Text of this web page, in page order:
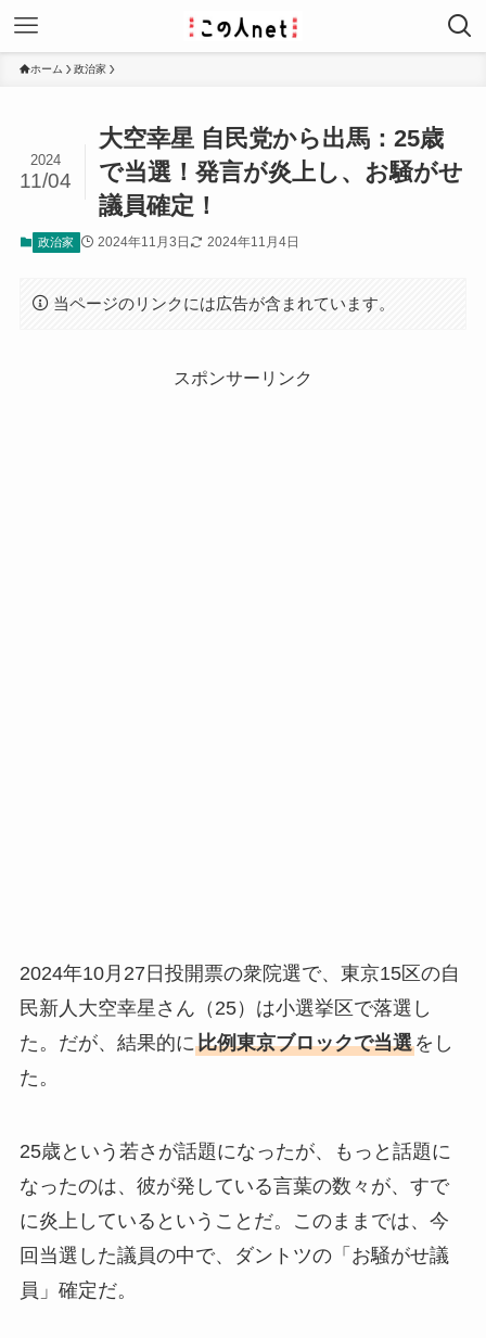
ホーム 政治家
大空幸星 自民党から出馬：25歳
で当選！発言が炎上し、お騒がせ
議員確定！
2024
11/04
政治家 2024年11月3日 2024年11月4日
当ページのリンクには広告が含まれています。
スポンサーリンク
2024年10月27日投開票の衆院選で、東京15区の自
民新人大空幸星さん（25）は小選挙区で落選し
た。だが、結果的に比例東京ブロックで当選をし
た。
25歳という若さが話題になったが、もっと話題に
なったのは、彼が発している言葉の数々が、すで
に炎上しているということだ。このままでは、今
回当選した議員の中で、ダントツの「お騒がせ議
員」確定だ。